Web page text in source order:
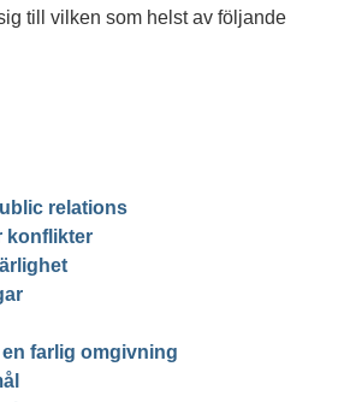
till vilken som helst av följande
relations
konflikter
farlig omgivning